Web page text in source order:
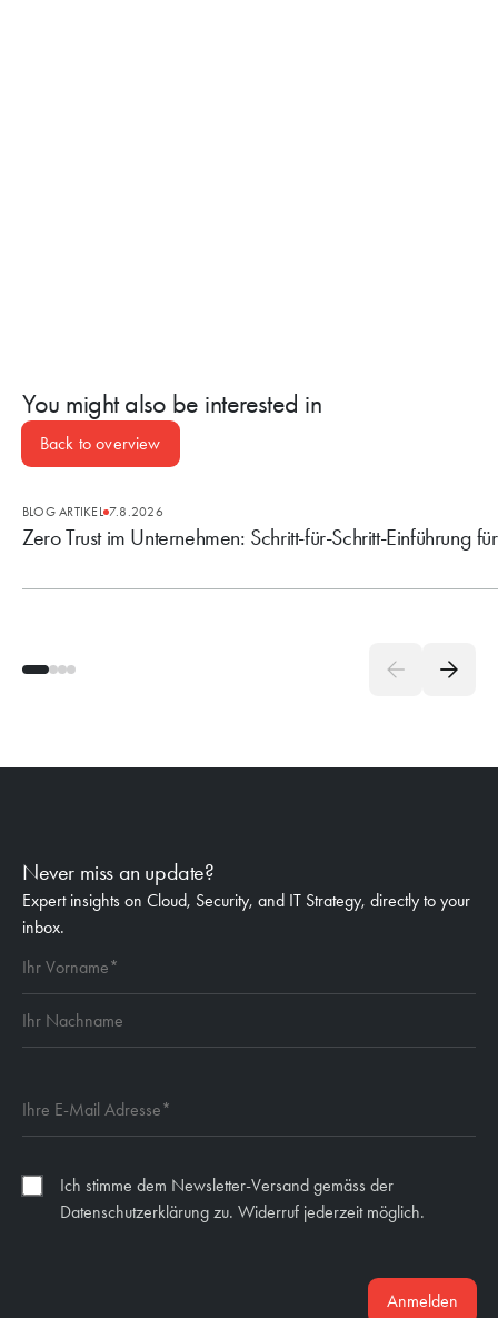
You might also be interested in
Back to overview
BLOG ARTIKEL 7.8.2026
Zero Trust im Unternehmen: Schritt-für-Schritt-Einführung
Never miss an update?
Expert insights on Cloud, Security, and IT Strategy, directly to your
inbox.
Ich stimme dem Newsletter-Versand gemäss der
Datenschutzerklärung zu. Widerruf jederzeit möglich.
Anmelden